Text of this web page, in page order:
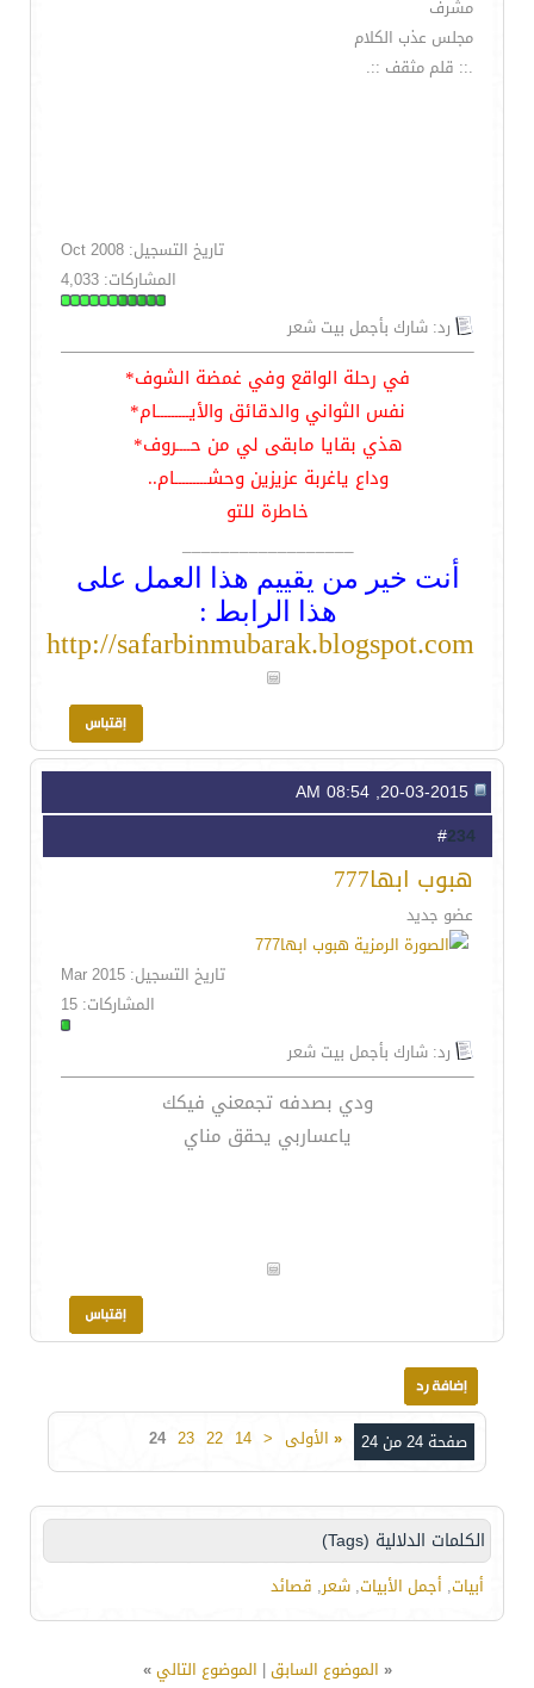
مشرف
مجلس عذب الكلام
.:: قلم مثقف ::.
تاريخ التسجيل: Oct 2008
المشاركات: 4,033
رد: شارك بأجمل بيت شعر
في رحلة الواقع وفي غمضة الشوف*
نفس الثواني والدقائق والأيـــــــــام*
هذي بقايا مابقى لي من حــــروف*
وداع ياغربة عزيزين وحشـــــــــام..
خاطرة للتو
__________________
أنت خير من يقييم هذا العمل على
هذا الرابط :
http://safarbinmubarak.blogspot.com
234
هبوب ابها777
عضو جديد
تاريخ التسجيل: Mar 2015
المشاركات: 15
رد: شارك بأجمل بيت شعر
ودي بصدفه تجمعني فيكك
ياعساربي يحقق مناي
صفحة 24 من 24 « الأولى <
14
22
23
24
الكلمات الدلالية (Tags)
أبيات, أجمل الأبيات, شعر, قصائد
« الموضوع السابق| الموضوع التالي»